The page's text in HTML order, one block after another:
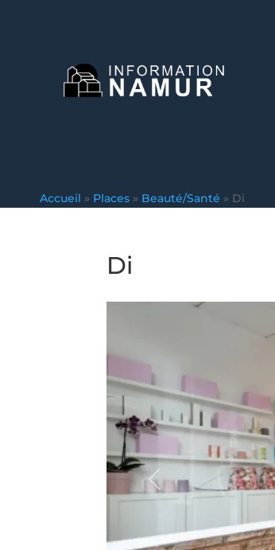
Accueil » Places » Beauté/Santé » Di
Di
Précédente